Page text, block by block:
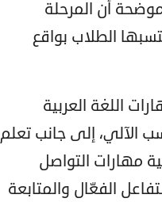
أن المرحلة
الطلاب بواقع
اللغة العربية
الآلي، إلى جانب تعلم
مهارات التواصل
الفعّال والمتابعة